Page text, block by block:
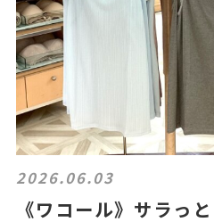
2026.06.03
《ワコール》サラっ